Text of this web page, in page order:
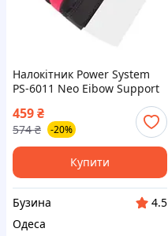
Налокітник Power System
PS-6011 Neo Eibow Support
Black/Red (1шт.) M buzyna
459₴
574 ₴ -20%
Купити
Бузина
4.5
Одеса